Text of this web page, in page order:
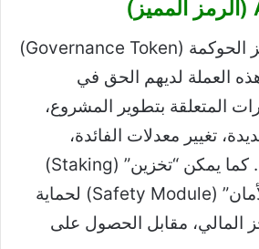
عملة AAVE هي رمز الحوكمة (Governance Token)
العملة لديهم الحق في
المتعلقة بتطوير المشروع،
تغيير معدلات الفائدة،
وتحديث البروتوكول. كما يمكن “تخزين” (Staking)
العملة في “وحدة الأمان” (Safety Module) لحماية
المالي، مقابل الحصول على